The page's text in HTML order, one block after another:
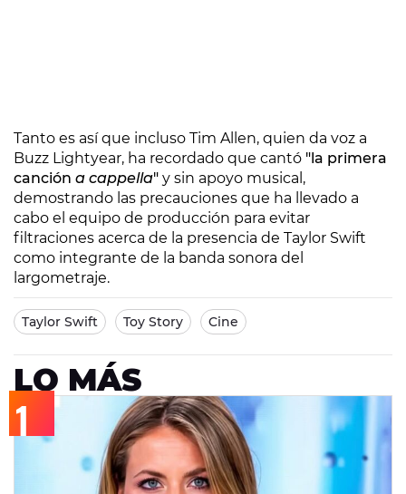
Tanto es así que incluso Tim Allen, quien da voz a
Buzz Lightyear, ha recordado que cantó "la primera
canción a cappella" y sin apoyo musical,
demostrando las precauciones que ha llevado a
cabo el equipo de producción para evitar
filtraciones acerca de la presencia de Taylor Swift
como integrante de la banda sonora del
largometraje.
Taylor Swift Toy Story Cine
LO MÁS